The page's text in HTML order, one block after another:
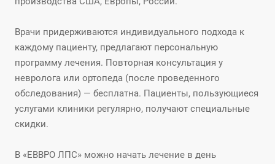
Врачи придерживаются индивидуального подхода к
каждому пациенту, предлагают персональную
программу лечения. Повторная консультация у
невролога или ортопеда (после проведенного
обследования) — бесплатна. Пациенты, пользующиеся
услугами клиники регулярно, получают специальные
скидки.
В «ЕВВРО ЛПС» можно начать лечение в день